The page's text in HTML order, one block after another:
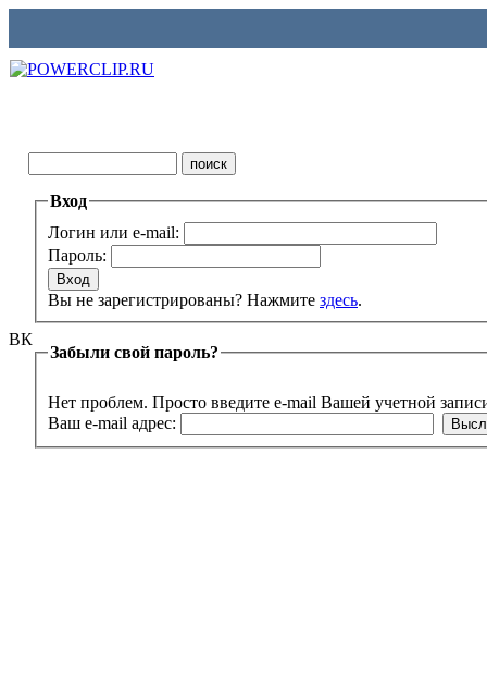
ВК
Вход
Логин или e-mail:
Пароль:
Вы не зарегистрированы? Нажмите здесь.
Забыли свой пароль?
Нет проблем. Просто введите e-mail Вашей учетной
Ваш e-mail адрес: